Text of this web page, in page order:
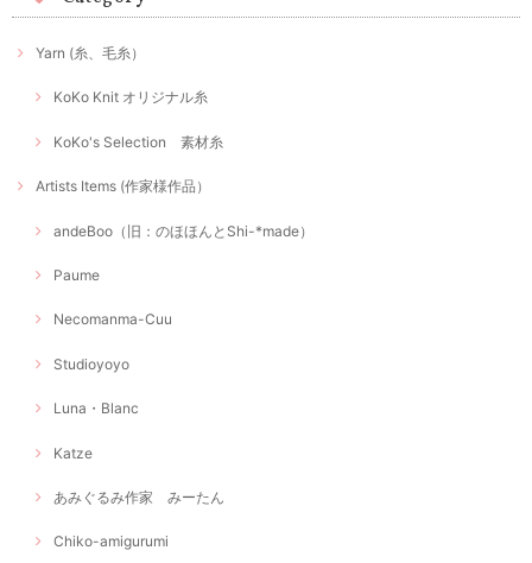
Yarn (糸、毛糸）
KoKo Knit オリジナル糸
KoKo's Selection 素材糸
Artists Items (作家様作品）
andeBoo（旧：のほほんとShi-*made）
Paume
Necomanma-Cuu
Studioyoyo
Luna・Blanc
Katze
あみぐるみ作家 みーたん
Chiko-amigurumi